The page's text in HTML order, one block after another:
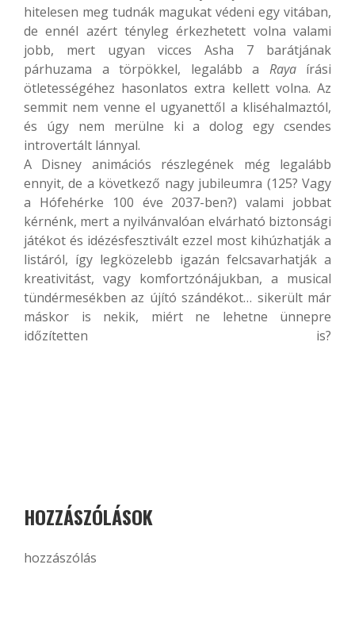
hitelesen meg tudnák magukat védeni egy vitában,
de ennél azért tényleg érkezhetett volna valami
jobb, mert ugyan vicces Asha 7 barátjának
párhuzama a törpökkel, legalább a Rayaírási
ötletességéhez hasonlatos extra kellett volna. Az
semmit nem venne el ugyanettől a kliséhalmaztól,
és úgy nem merülne ki a dolog egy csendes
introvertált lánnyal.
A Disney animációs részlegének még legalább
ennyit, de a következő nagy jubileumra (125? Vagy
a Hófehérke 100 éve 2037-ben?) valami jobbat
kérnénk, mert a nyilvánvalóan elvárható biztonsági
játékot és idézésfesztivált ezzel most kihúzhatják a
listáról, így legközelebb igazán felcsavarhatják a
kreativitást, vagy komfortzónájukban, a musical
tündérmesékben az újító szándékot… sikerült már
máskor is nekik, miért ne lehetne ünnepre
időzítetten is?
HOZZÁSZÓLÁSOK
hozzászólás